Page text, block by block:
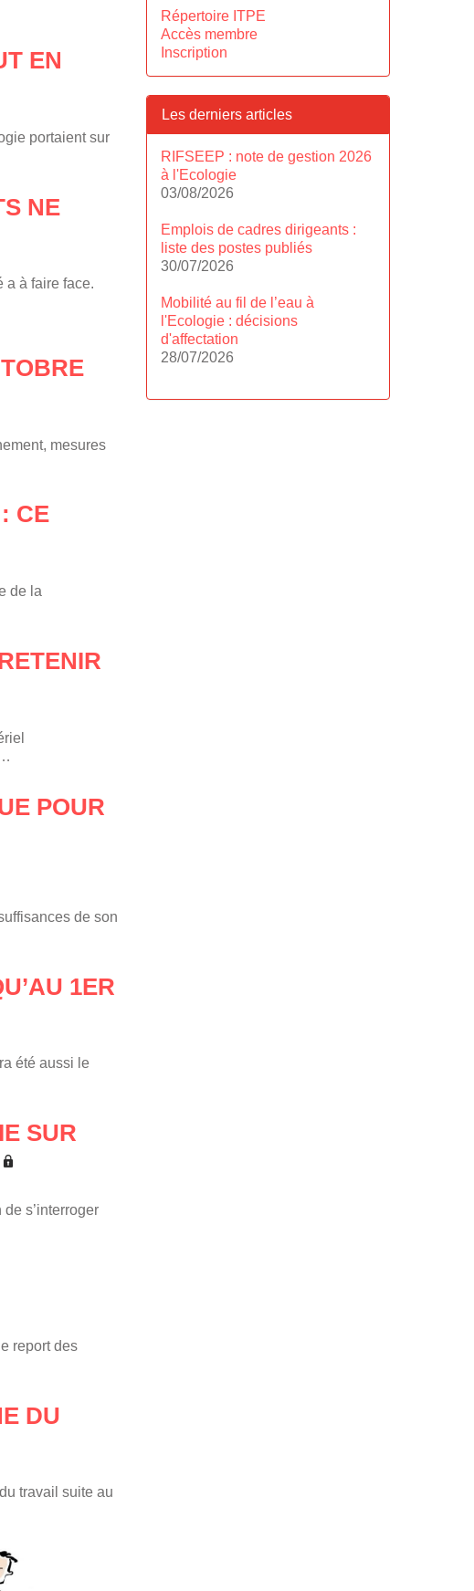
EN
portaient sur
NE
a à faire face.
mesures
CE
de la
POUR
de son
1ER
été aussi le
SUR
s’interroger
report des
DU
travail suite au
Répertoire ITPE
Accès membre
Inscription
Les derniers articles
RIFSEEP : note de gestion 2026
à l'Ecologie
03/08/2026
Emplois de cadres dirigeants :
liste des postes publiés
30/07/2026
Mobilité au fil de l’eau à
l'Ecologie : décisions
d'affectation
28/07/2026